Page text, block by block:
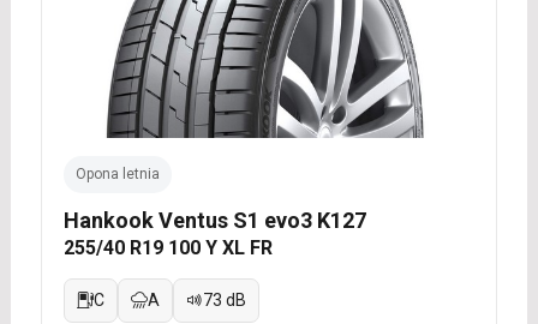
Opona letnia
Hankook Ventus S1 evo3 K127
255/40 R19 100 Y XL FR
C A 73 dB